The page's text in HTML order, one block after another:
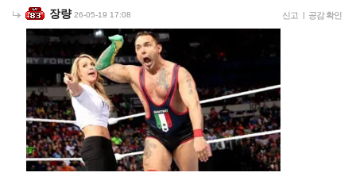
장량 26-05-19 17:08 신고 | 공감 확인